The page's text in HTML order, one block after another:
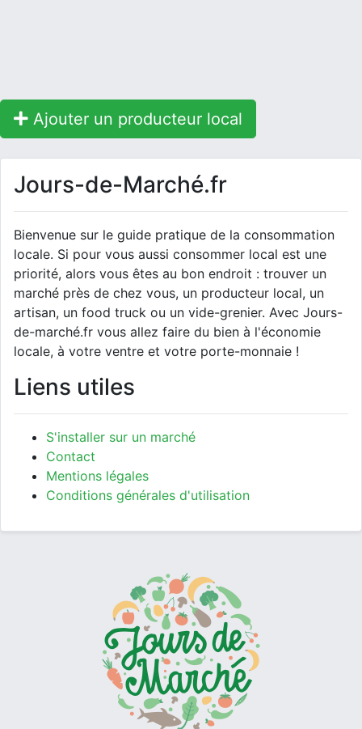
Ajouter un producteur local
Jours-de-Marché.fr
Bienvenue sur le guide pratique de la consommation
locale. Si pour vous aussi consommer local est une
priorité, alors vous êtes au bon endroit : trouver un
marché près de chez vous, un producteur local, un
artisan, un food truck ou un vide-grenier. Avec Jours-
de-marché.fr vous allez faire du bien à l'économie
locale, à votre ventre et votre porte-monnaie !
Liens utiles
S'installer sur un marché
Contact
Mentions légales
Conditions générales d'utilisation